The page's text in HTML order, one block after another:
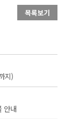
목록보기
지)
안내